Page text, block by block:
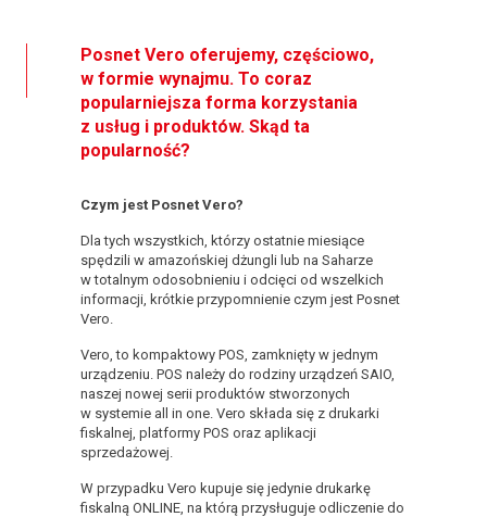
Posnet Vero oferujemy, częściowo,
w formie wynajmu. To coraz
popularniejsza forma korzystania
z usług i produktów. Skąd ta
popularność?
Czym jest Posnet Vero?
Dla tych wszystkich, którzy ostatnie miesiące
spędzili w amazońskiej dżungli lub na Saharze
w totalnym odosobnieniu i odcięci od wszelkich
informacji, krótkie przypomnienie czym jest Posnet
Vero.
Vero, to kompaktowy POS, zamknięty w jednym
urządzeniu. POS należy do rodziny urządzeń SAIO,
naszej nowej serii produktów stworzonych
w systemie all in one. Vero składa się z drukarki
fiskalnej, platformy POS oraz aplikacji
sprzedażowej.
W przypadku Vero kupuje się jedynie drukarkę
fiskalną ONLINE, na którą przysługuje odliczenie do